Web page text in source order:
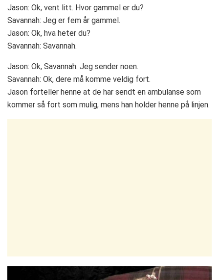
Jason: Ok, vent litt. Hvor gammel er du?
Savannah: Jeg er fem år gammel.
Jason: Ok, hva heter du?
Savannah: Savannah.
Jason: Ok, Savannah. Jeg sender noen.
Savannah: Ok, dere må komme veldig fort.
Jason forteller henne at de har sendt en ambulanse som
kommer så fort som mulig, mens han holder henne på linjen.